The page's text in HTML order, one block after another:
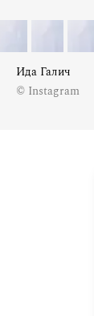
Ида Галич
© Instagram